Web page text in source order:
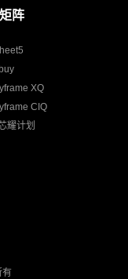
阵
XQ
CIQ
耀计划
有